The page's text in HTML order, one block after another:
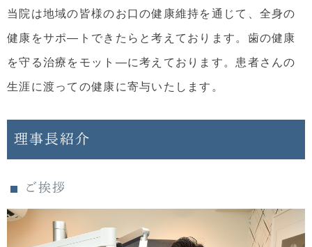
当院は地域の皆様のお口の健康維持を通じて、全身の
健康をサポ―トできたらと考えております。歯の健康
を守る治療をモット―に考えております。患者さんの
生涯に渡っての健康に寄与いたします。
理事長紹介
ご挨拶